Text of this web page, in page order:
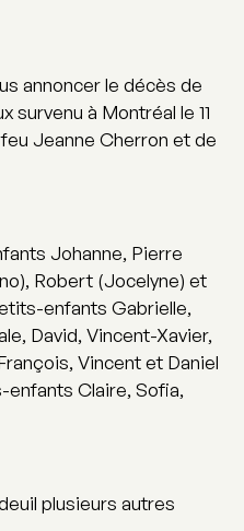
annoncer le décès de
survenu à Montréal le 11
Jeanne Cherron et de
Johanne, Pierre
Robert (Jocelyne) et
enfants Gabrielle,
David, Vincent-Xavier,
Vincent et Daniel
Claire, Sofia,
plusieurs autres